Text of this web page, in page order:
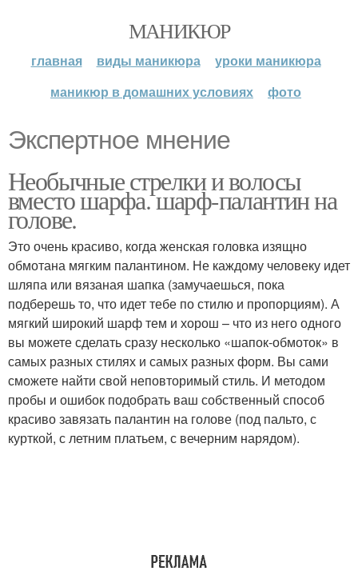
МАНИКЮР
главная виды маникюра
уроки маникюра
маникюр в домашних условиях
фото
Экспертное мнение
Необычные стрелки и волосы
вместо шарфа. шарф-палантин на
голове.
Это очень красиво, когда женская головка изящно
обмотана мягким палантином. Не каждому человеку идет
шляпа или вязаная шапка (замучаешься, пока
подберешь то, что идет тебе по стилю и пропорциям). А
мягкий широкий шарф тем и хорош – что из него одного
вы можете сделать сразу несколько «шапок-обмоток» в
самых разных стилях и самых разных форм. Вы сами
сможете найти свой неповторимый стиль. И методом
пробы и ошибок подобрать ваш собственный способ
красиво завязать палантин на голове (под пальто, с
курткой, с летним платьем, с вечерним нарядом).